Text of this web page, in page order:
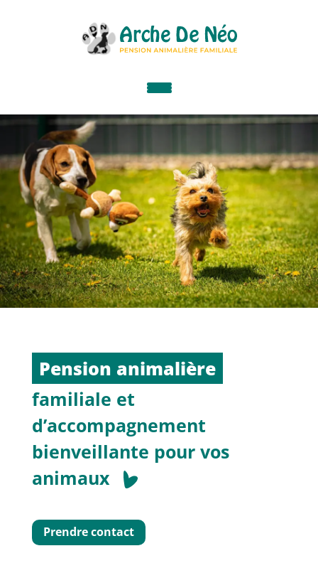
Pension animalière
familiale et
d’accompagnement
bienveillante pour vos
animaux
Prendre contact